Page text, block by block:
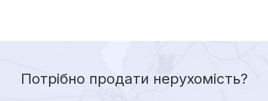
Потрібно продати нерухомість?